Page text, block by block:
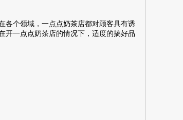
个领域，一点点奶茶店都对顾客具有诱
开一点点奶茶店的情况下，适度的搞好品